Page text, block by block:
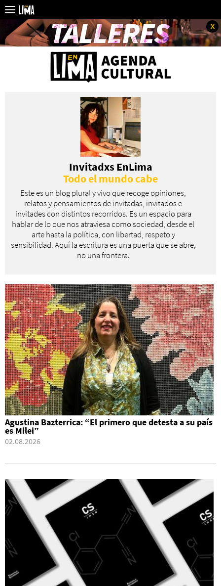
x
Invitadxs EnLima
Todo el mundo cabe
Este es un blog plural y vivo que recoge opiniones,
relatos y pensamientos de invitadas, invitados e
invitades con distintos recorridos. Es un espacio para
hablar de lo que nos atraviesa como sociedad, desde el
arte hasta la política, con libertad, respeto y
sensibilidad. Aquí la escritura es una puerta que se abre,
no una frontera.
Agustina Bazterrica: “El primero que detesta a su país
es Milei”
02.08.2026